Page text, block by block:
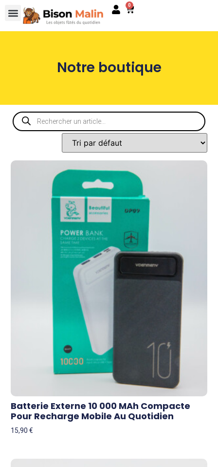
0
Notre boutique
Batterie Externe 10 000 MAh Compacte
Pour Recharge Mobile Au Quotidien
15,90€